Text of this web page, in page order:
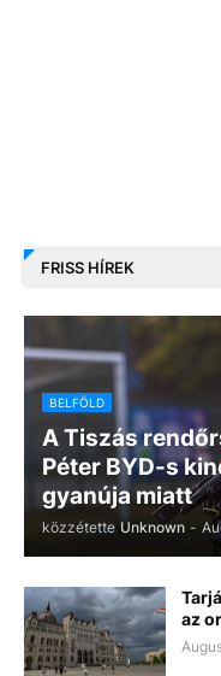
FRISS HÍREK
BELFÖLD
A Tiszás
Péter BYD-s
gyanúja miatt
közzétette Unknown -
az